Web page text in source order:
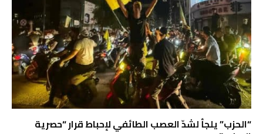
“الحزب” يلجأ لشدّ العصب الطائفي لإحباط قرار “حصرية